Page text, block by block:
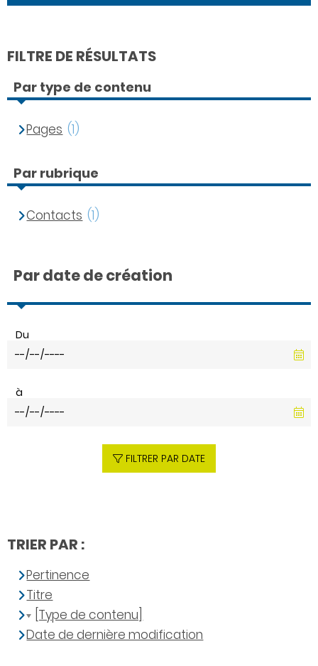
FILTRE DE RÉSULTATS
Par type de contenu
Pages (1)
Par rubrique
Contacts (1)
Par date de création
Du
à
FILTRER PAR DATE
TRIER PAR :
Pertinence
Titre
[Type de contenu]
Date de dernière modification